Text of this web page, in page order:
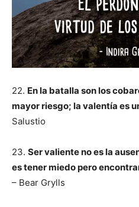
22. En la batalla son los
mayor riesgo; la valentía es
Salustio
23. Ser valiente no es la
es tener miedo pero
– Bear Grylls